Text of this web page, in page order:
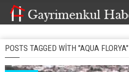
POSTS TAGGED WITH "AQUA FLORYA"